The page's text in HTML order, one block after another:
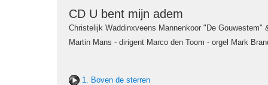
CD U bent mijn adem
Christelijk Waddinxveens Mannenkoor "De Gouwestem"
Martin Mans - dirigent Marco den Toom - orgel Mark
1. Boven de sterren